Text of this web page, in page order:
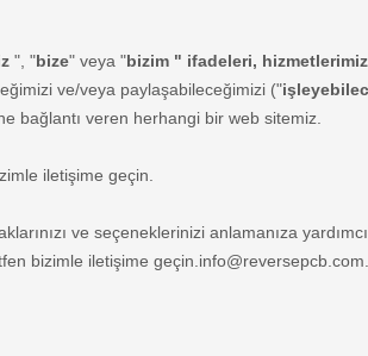
", "bize" veya "bizim " ifadeleri,
ve/veya paylaşabileceğimizi ("
bağlantı veren herhangi bir web sitemiz.
iletişime geçin.
ve seçeneklerinizi anlamanıza
bizimle iletişime geçin. info@reversepcb.com